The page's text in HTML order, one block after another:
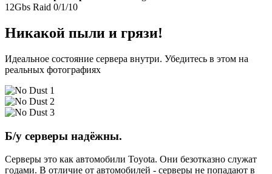
12Gbs Raid 0/1/10
Никакой пыли и грязи!
Идеальное состояние сервера внутри. Убедитесь в этом на
реальных фотографиях
Б/у серверы надёжны.
Серверы это как автомобили Toyota. Они безотказно служат
годами. В отличие от автомобилей - серверы не попадают в